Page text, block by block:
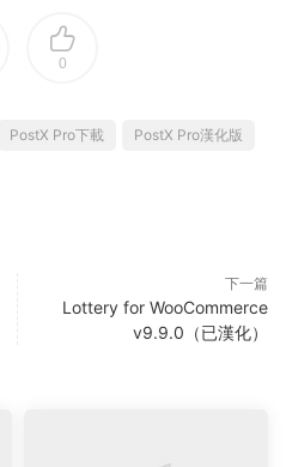
0
PostX Pro下載
PostX Pro漢化版
下一篇
Lottery for WooCommerce
v9.9.0（已漢化）